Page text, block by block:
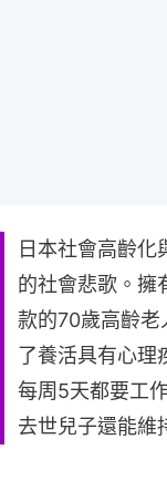
日本社會高齡
的社會悲歌。擁
款的70歲高齡老
了養活具有心理
每周5天都要工
去世兒子還能維